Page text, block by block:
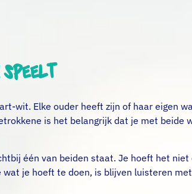
wit. Elke ouder heeft zijn of haar eigen
is het belangrijk dat je met beide
één van beiden staat. Je hoeft het
wat je hoeft te doen, is blijven luisteren